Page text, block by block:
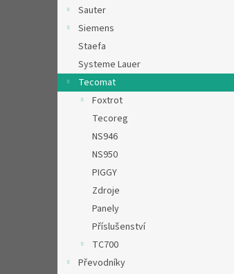
Sauter
Siemens
Staefa
Systeme Lauer
Tecomat
Foxtrot
Tecoreg
NS946
NS950
PIGGY
Zdroje
Panely
Příslušenství
TC700
Převodníky